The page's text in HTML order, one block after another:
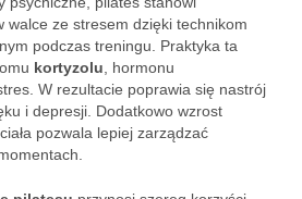
walce ze stresem dzięki technikom
podczas treningu. Praktyka ta
kortyzolu , hormonu
W rezultacie poprawia się nastrój
i depresji. Dodatkowo wzrost
pozwala lepiej zarządzać